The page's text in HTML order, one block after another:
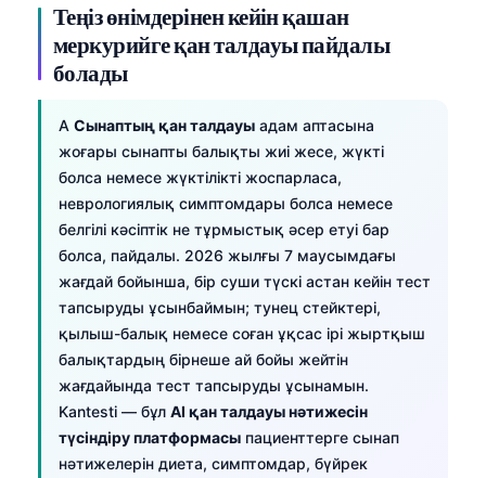
Теңіз өнімдерінен кейін қашан
меркурийге қан талдауы пайдалы
болады
A Сынаптың қан талдауы адам аптасына
жоғары сынапты балықты жиі жесе, жүкті
болса немесе жүктілікті жоспарласа,
неврологиялық симптомдары болса немесе
белгілі кәсіптік не тұрмыстық әсер етуі бар
болса, пайдалы. 2026 жылғы 7 маусымдағы
жағдай бойынша, бір суши түскі астан кейін тест
тапсыруды ұсынбаймын; тунец стейктері,
қылыш-балық немесе соған ұқсас ірі жыртқыш
балықтардың бірнеше ай бойы жейтін
жағдайында тест тапсыруды ұсынамын.
Kantesti — бұл AI қан талдауы нәтижесін
түсіндіру платформасы пациенттерге сынап
нәтижелерін диета, симптомдар, бүйрек